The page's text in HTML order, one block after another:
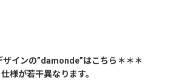
ザインの”damonde”はこちら＊＊＊
様が若干異なります。